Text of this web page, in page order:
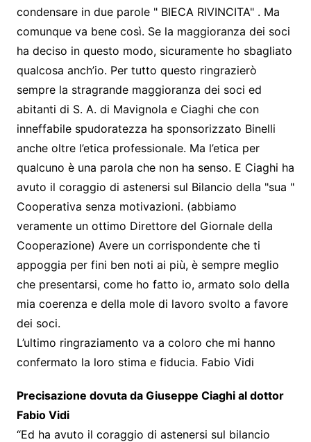
condensare in due parole " BIECA RIVINCITA" . Ma
comunque va bene così. Se la maggioranza dei soci
ha deciso in questo modo, sicuramente ho sbagliato
qualcosa anch’io. Per tutto questo ringrazierò
sempre la stragrande maggioranza dei soci ed
abitanti di S. A. di Mavignola e Ciaghi che con
inneffabile spudoratezza ha sponsorizzato Binelli
anche oltre l’etica professionale. Ma l’etica per
qualcuno è una parola che non ha senso. E Ciaghi ha
avuto il coraggio di astenersi sul Bilancio della "sua "
Cooperativa senza motivazioni. (abbiamo
veramente un ottimo Direttore del Giornale della
Cooperazione) Avere un corrispondente che ti
appoggia per fini ben noti ai più, è sempre meglio
che presentarsi, come ho fatto io, armato solo della
mia coerenza e della mole di lavoro svolto a favore
dei soci.
L’ultimo ringraziamento va a coloro che mi hanno
confermato la loro stima e fiducia. Fabio Vidi
Precisazione dovuta da Giuseppe Ciaghi al dottor
Fabio Vidi
“Ed ha avuto il coraggio di astenersi sul bilancio